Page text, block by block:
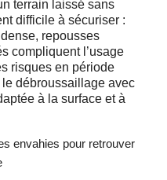
terrain laissé sans
difficile à sécuriser :
repousses
compliquent l’usage
risques en période
débroussaillage avec
à la surface et à
envahies pour retrouver